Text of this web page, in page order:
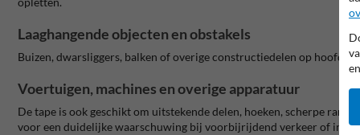
Laaghangende objecten en obstakels
Buizen, dwarsliggers, balken of overige constructiedelen op
Voertuigen, machines en overige apparatuur
De tape is ook geschikt om uitstekende delen, hoeken, scherpe
voor een duidelijke waarschuwing bij voorbijrijdend verkeer of